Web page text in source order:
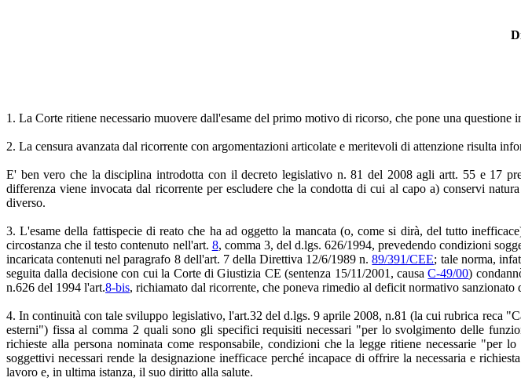
1. La Corte ritiene necessario muovere dall'esame del primo motivo di ricorso, che pone una
2. La censura avanzata dal ricorrente con argomentazioni articolate e meritevoli di attenzione risulta
E' ben vero che la disciplina introdotta con il decreto legislativo n. 81 del 2008 agli artt. 55 e 17
differenza viene invocata dal ricorrente per escludere che la condotta di cui al capo a) conservi
diverso.
3. L'esame della fattispecie di reato che ha ad oggetto la mancata (o, come si dirà, del tutto
circostanza che il testo contenuto nell'art. 8, comma 3, del d.lgs. 626/1994, prevedendo condizioni
incaricata contenuti nel paragrafo 8 dell'art. 7 della Direttiva 12/6/1989 n.89/391/CEE; tale norma,
seguita dalla decisione con cui la Corte di Giustizia CE (sentenza 15/11/2001, causaC-49/00)
n.626 del 1994 l'art.8-bis, richiamato dal ricorrente, che poneva rimedio al deficit normativo sanzionato
4. In continuità con tale sviluppo legislativo, l'art.32 del d.lgs. 9 aprile 2008, n.81 (la cui rubrica reca
esterni") fissa al comma 2 quali sono gli specifici requisiti necessari "per lo svolgimento delle
richieste alla persona nominata come responsabile, condizioni che la legge ritiene necessarie
soggettivi necessari rende la designazione inefficace perché incapace di offrire la necessaria e
lavoro e, in ultima istanza, il suo diritto alla salute.